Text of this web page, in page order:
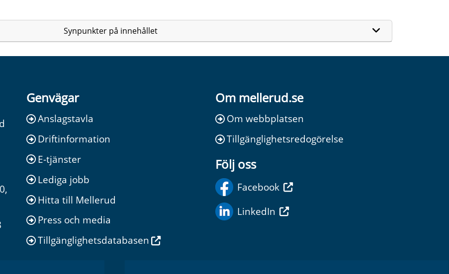
Synpunkter på innehållet
Genvägar
Anslagstavla
Driftinformation
E-tjänster
Lediga jobb
Hitta till Mellerud
Press och media
Tillgänglighetsdatabasen
Om mellerud.se
Om webbplatsen
Tillgänglighetsredogörelse
Följ oss
Facebook
LinkedIn